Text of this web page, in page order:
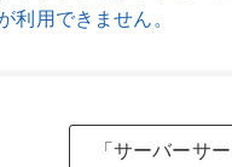
利用できません。
「サーバーサ